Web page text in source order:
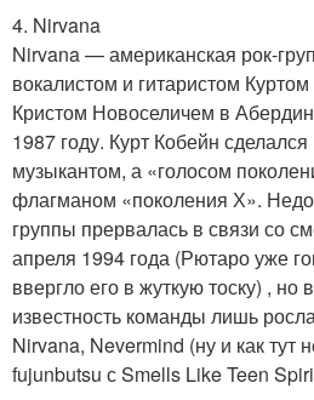
4. Nirvana
Nirvana — американская рок-
вокалистом и гитаристом
Кристом Новоселичем в
1987 году. Курт Кобейн
музыкантом, а «голосом
флагманом «поколения Х».
группы прервалась в связи со
апреля 1994 года (Рютаро уже
ввергло его в жуткую тоску) ,
известность команды лишь
Nirvana, Nevermind (ну и как тут
fujunbutsu с Smells Like Teen